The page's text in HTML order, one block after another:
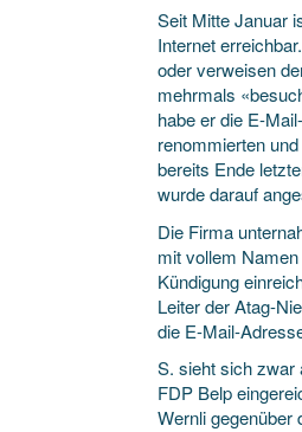
Seit Mitte Januar
Internet
oder verweisen
mehrmals
habe er die E-
renommierten
bereits Ende
wurde darauf
Die Firma
mit vollem
Kündigung
Leiter der Atag-
die E-Mail-
S. sieht sich zwar
FDP Belp
Wernli gegenüber